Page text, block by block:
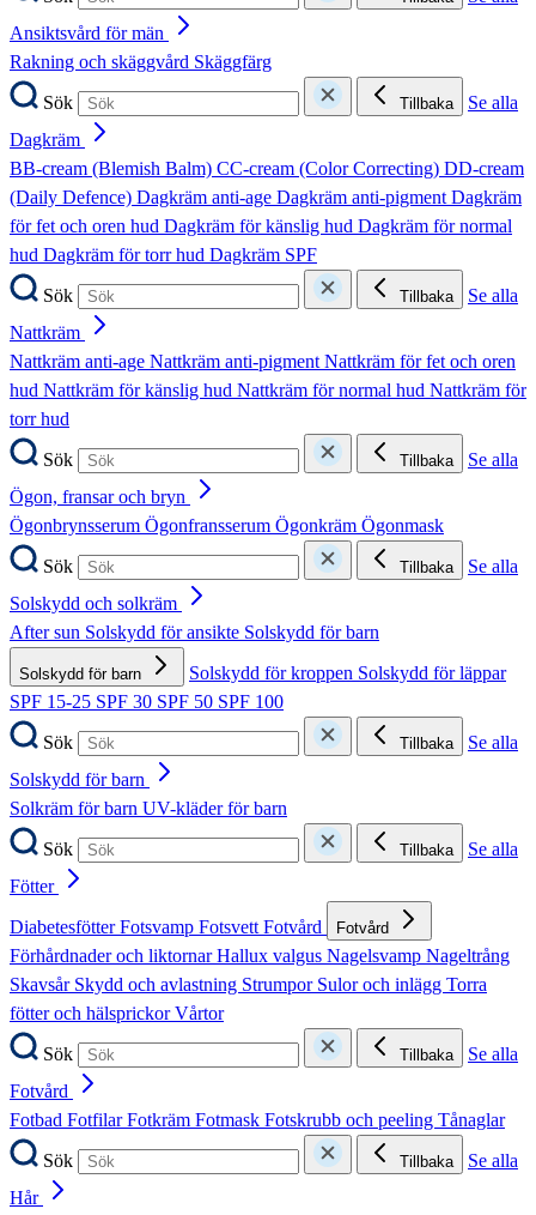
Ansiktsvård för män
Rakning och skäggvård Skäggfärg
Sök
Tillbaka
Se alla
Dagkräm
BB-cream (Blemish Balm) CC-cream (Color Correcting) DD-cream
(Daily Defence) Dagkräm anti-age Dagkräm anti-pigmentDagkräm
för fet och oren hud Dagkräm för känslig hud Dagkräm för normal
hud Dagkräm för torr hud Dagkräm SPF
Sök
Tillbaka
Se alla
Nattkräm
Nattkräm anti-age Nattkräm anti-pigmentNattkräm för fet och oren
hud Nattkräm för känslig hud Nattkräm för normal hud Nattkräm för
torr hud
Sök
Tillbaka
Se alla
Ögon, fransar och bryn
Ögonbrynsserum Ögonfransserum Ögonkräm Ögonmask
Sök
Tillbaka
Se alla
Solskydd och solkräm
After sun Solskydd för ansikte Solskydd för barn
Solskydd för barn Solskydd för kroppen Solskydd för läppar
SPF 15-25 SPF 30 SPF 50 SPF 100
Sök
Tillbaka
Se alla
Solskydd för barn
Solkräm för barn UV-kläder för barn
Sök
Tillbaka
Se alla
Fötter
DiabetesfötterFotsvamp FotsvettFotvård Fotvård
Förhårdnader och liktornarHallux valgus Nagelsvamp Nageltrång
Skavsår Skydd och avlastning Strumpor Sulor och inlägg Torra
fötter och hälsprickorVårtor
Sök
Tillbaka
Se alla
Fotvård
Fotbad FotfilarFotkräm Fotmask Fotskrubb och peeling Tånaglar
Sök
Tillbaka
Se alla
Hår